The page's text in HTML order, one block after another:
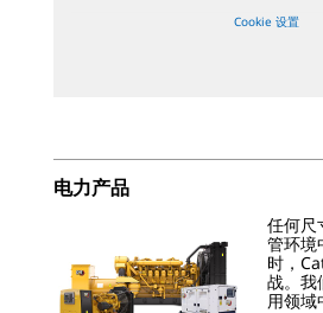
Cookie 设置
电力产品
任何尺
管环境
时，
战。我
用领域